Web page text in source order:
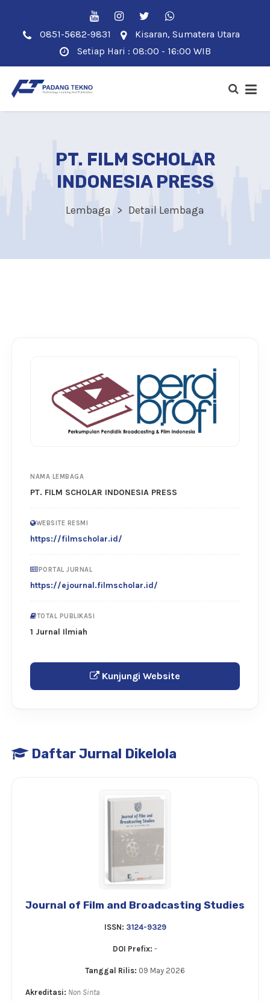
0851-5682-9831
Kisaran, Sumatera Utara
Setiap Hari : 08:00 - 16:00 WIB
PT. FILM SCHOLAR
INDONESIA PRESS
Lembaga Detail Lembaga
NAMA LEMBAGA
PT. FILM SCHOLAR INDONESIA PRESS
WEBSITE RESMI
https://filmscholar.id/
PORTAL JURNAL
https://ejournal.filmscholar.id/
TOTAL PUBLIKASI
1 Jurnal Ilmiah
Kunjungi Website
Daftar Jurnal Dikelola
Journal of Film and Broadcasting Studies
ISSN: 3124-9329
DOI Prefix: -
Tanggal Rilis: 09 May 2026
Akreditasi: Non Sinta